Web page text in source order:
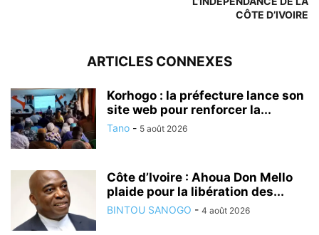
CÔTE D’IVOIRE
ARTICLES CONNEXES
Korhogo : la préfecture lance son
site web pour renforcer la...
Tano - 5 août 2026
Côte d’Ivoire : Ahoua Don Mello
plaide pour la libération des...
BINTOU SANOGO - 4 août 2026